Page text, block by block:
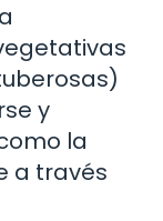
y
la
a través